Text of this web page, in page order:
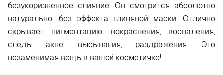
безукоризненное слияние. Он смотрится абсолютно
натурально, без эффекта глиняной маски. Отлично
скрывает пигментацию, покраснения, воспаления,
следы акне, высыпания, раздражения. Это
незаменимая вещь в вашей косметичке!